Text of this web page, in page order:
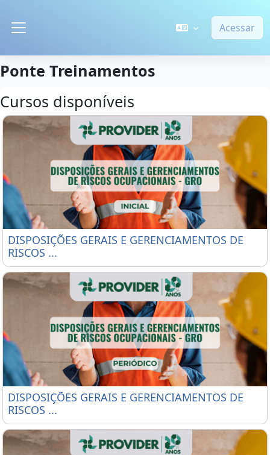
Acessar
Ponte Treinamentos
Cursos disponíveis
DISPOSIÇÕES GERAIS E GERENCIAMENTOS DE
DISPOSIÇÕES GERAIS E GERENCIAMENTOS DE
RISCOS ...
DISPOSIÇÕES GERAIS E GERENCIAMENTOS DE
DISPOSIÇÕES GERAIS E GERENCIAMENTOS DE
RISCOS ...